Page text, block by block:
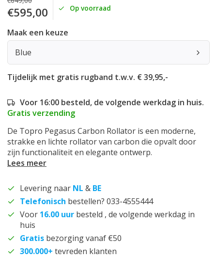
€595,00 Op voorraad
Maak een keuze
Blue
Tijdelijk met gratis rugband t.w.v. € 39,95,-
Voor 16:00 besteld, de volgende werkdag in huis.
Gratis verzending
De Topro Pegasus Carbon Rollator is een moderne,
strakke en lichte rollator van carbon die opvalt door
zijn functionaliteit en elegante ontwerp.
Lees meer
Levering naar NL & BE
Telefonisch bestellen? 033-4555444
Voor 16.00 uur besteld , de volgende werkdag in
huis
Gratis bezorging vanaf €50
300.000+ tevreden klanten